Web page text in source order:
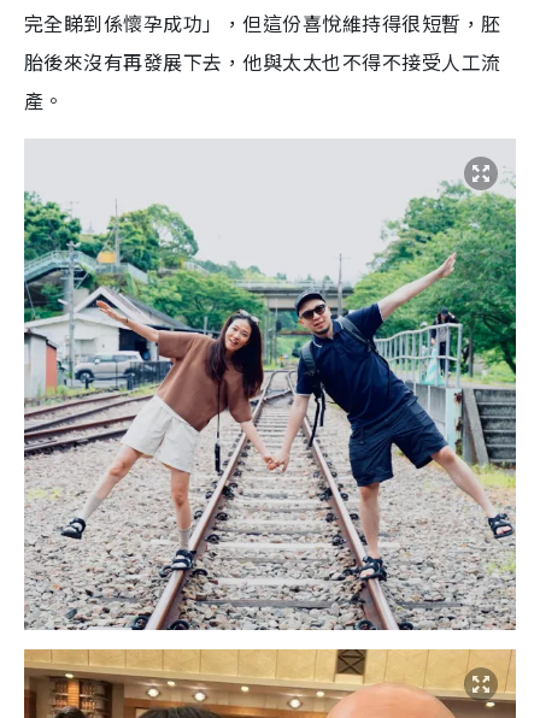
完全睇到係懷孕成功」，但這份喜悅維持得很短暫，胚
胎後來沒有再發展下去，他與太太也不得不接受人工流
產。